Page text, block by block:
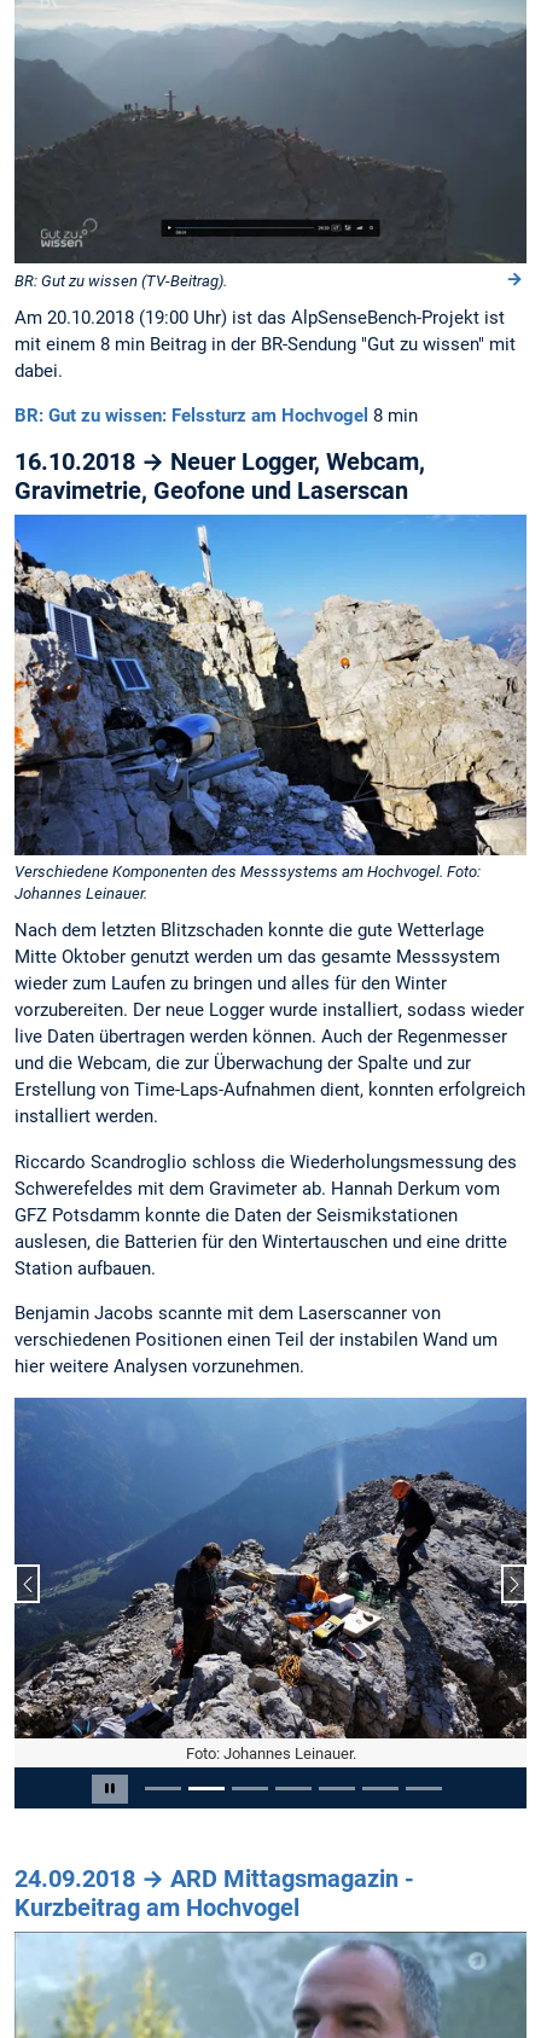
BR: Gut zu wissen (TV-Beitrag).
Am 20.10.2018 (19:00 Uhr) ist das AlpSenseBench-Projekt ist
mit einem 8 min Beitrag in der BR-Sendung "Gut zu wissen" mit
dabei.
BR: Gut zu wissen: Felssturz am Hochvogel 8 min
16.10.2018 → Neuer Logger, Webcam,
Gravimetrie, Geofone und Laserscan
Verschiedene Komponenten des Messsystems am Hochvogel. Foto:
Johannes Leinauer.
Nach dem letzten Blitzschaden konnte die gute Wetterlage
Mitte Oktober genutzt werden um das gesamte Messsystem
wieder zum Laufen zu bringen und alles für den Winter
vorzubereiten. Der neue Logger wurde installiert, sodass wieder
live Daten übertragen werden können. Auch der Regenmesser
und die Webcam, die zur Überwachung der Spalte und zur
Erstellung von Time-Laps-Aufnahmen dient, konnten erfolgreich
installiert werden.
Riccardo Scandroglio schloss die Wiederholungsmessung des
Schwerefeldes mit dem Gravimeter ab. Hannah Derkum vom
GFZ Potsdamm konnte die Daten der Seismikstationen
auslesen, die Batterien für den Wintertauschen und eine dritte
Station aufbauen.
Benjamin Jacobs scannte mit dem Laserscanner von
verschiedenen Positionen einen Teil der instabilen Wand um
hier weitere Analysen vorzunehmen.
Carousel pausieren
Foto: Johannes Leinauer.
Vorheriger Slide
Slide 2 von 7
24.09.2018 → ARD Mittagsmagazin -
Kurzbeitrag am Hochvogel